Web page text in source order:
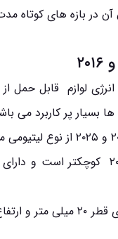
آن در بازه های کوتاه
انرژی لوازم قابل حمل
بسیار پر کاربرد می
باتری مدل ۲۰۱۶ کوچکتر است و